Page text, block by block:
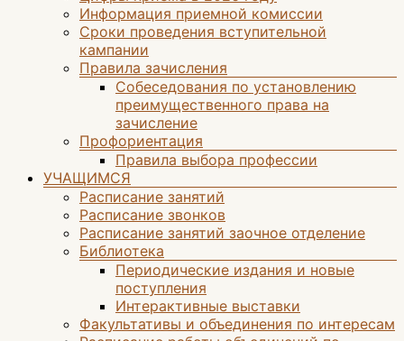
Информация приемной комиссии
Сроки проведения вступительной
кампании
Правила зачисления
Собеседования по установлению
преимущественного права на
зачисление
Профориентация
Правила выбора профессии
УЧАЩИМСЯ
Расписание занятий
Расписание звонков
Расписание занятий заочное отделение
Библиотека
Периодические издания и новые
поступления
Интерактивные выставки
Факультативы и объединения по интересам